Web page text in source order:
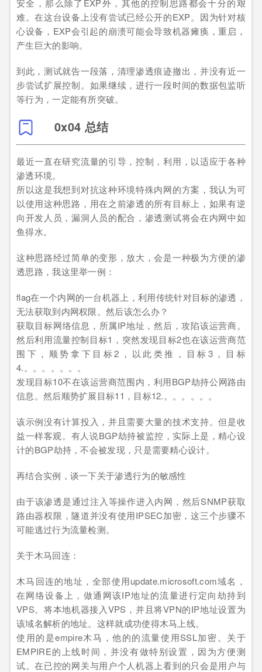
安全，那么除了EXP外，其他的控制思路都会十分的艰
难。在这台设备上没有尝试已经公开的EXP。因为针对核
心设备，EXP会引起的崩溃可能会导致机器瘫痪，重启，
产生巨大的影响。
到此，测试就告一段落，清理渗透痕迹撤出，并没有近一
步尝试扩展控制。如果继续，进行一段时间的数据包监听
等行为，一定能有所突破。
0x04 总结
最近一直在研究流量的引导，控制，利用，以适应于各种
渗透环境。
所以这是我想到对抗这种环境特殊内网的方案，我认为可
以使用这种思路，用在之前渗透的所有目标上，如果有逆
向开发人员，漏洞人员的配合，渗透测试将会在内网中如
鱼得水。
这种思路经过简单的变形，放大，会是一种极为方便的渗
透思路，我这里举一例：
flag在一个内网的一台机器上，利用传统针对目标的渗透，
无法获取到内网权限。然后该怎么办？
获取目标网络信息，所属IP地址，然后，攻陷该运营商。
然后利用流量控制目标1，突然发现目标2也在该运营商范
围下，顺势拿下目标2，以此类推，目标3，目标
4.。。。。。。。
发现目标10不在该运营商范围内，利用BGP劫持公网路由
信息。然后顺势扩展目标11，目标12.。。。。。。
该示例没有计算投入，并且需要大量的技术支持。但是收
益一样客观。有人说BGP劫持被监控，实际上是，精心设
计的BGP劫持，不会被发现，只是需要精心设计。
再结合实例，谈一下关于渗透行为的敏感性
由于该渗透是通过注入等操作进入内网，然后SNMP获取
路由器权限，隧道并没有使用IPSEC加密，这三个步骤不
可能逃过行为流量检测。
关于木马回连：
木马回连的地址，全部使用update.microsoft.com域名，
在网络设备上，做通网该IP地址的流量进行定向劫持到
VPS。将本地机器接入VPS，并且将VPN的IP地址设置为
该域名解析的地址。这样就成功使得木马上线。
使用的是empire木马，他的的流量使用SSL加密。关于
EMPIRE的上线时间，并没有做特别设置，因为方便测
试。在已控的网关与用户个人机器上看到的只会是用户与